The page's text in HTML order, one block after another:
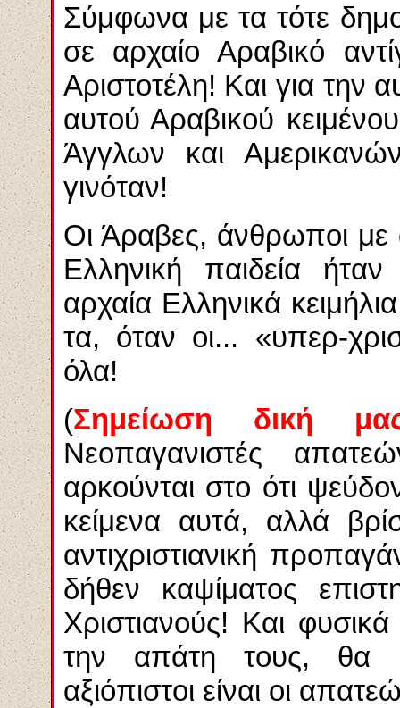
Σύμφωνα με τα τότε
σε αρχαίο Αραβικό
Αριστοτέλη! Και για την
αυτού Αραβικού
Άγγλων και
γινόταν!
Οι Άραβες, άνθρωποι με
Ελληνική παιδεία
αρχαία Ελληνικά
τα, όταν οι... «υπερ-
όλα!
(Σημείωση δική
Νεοπαγανιστές
αρκούνται στο ότι
κείμενα αυτά, αλλά
αντιχριστιανική
δήθεν καψίματος
Χριστιανούς! Και
την απάτη τους, θα
αξιόπιστοι είναι οι